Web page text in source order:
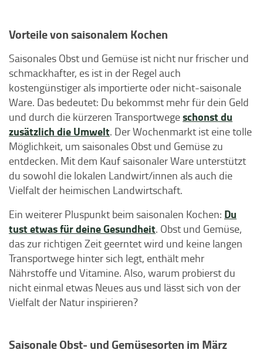
Vorteile von saisonalem Kochen
Saisonales Obst und Gemüse ist nicht nur frischer und
schmackhafter, es ist in der Regel auch
kostengünstiger als importierte oder nicht-saisonale
Ware. Das bedeutet: Du bekommst mehr für dein Geld
und durch die kürzeren Transportwegeschonst du
zusätzlich die Umwelt. Der Wochenmarkt ist eine tolle
Möglichkeit, um saisonales Obst und Gemüse zu
entdecken. Mit dem Kauf saisonaler Ware unterstützt
du sowohl die lokalen Landwirt/innen als auch die
Vielfalt der heimischen Landwirtschaft.
Ein weiterer Pluspunkt beim saisonalen Kochen: Du
tust etwas für deine Gesundheit. Obst und Gemüse,
das zur richtigen Zeit geerntet wird und keine langen
Transportwege hinter sich legt, enthält mehr
Nährstoffe und Vitamine. Also, warum probierst du
nicht einmal etwas Neues aus und lässt sich von der
Vielfalt der Natur inspirieren?
Saisonale Obst- und Gemüsesorten im März